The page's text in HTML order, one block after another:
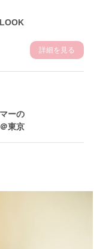
詳細を見る
ーの
東京